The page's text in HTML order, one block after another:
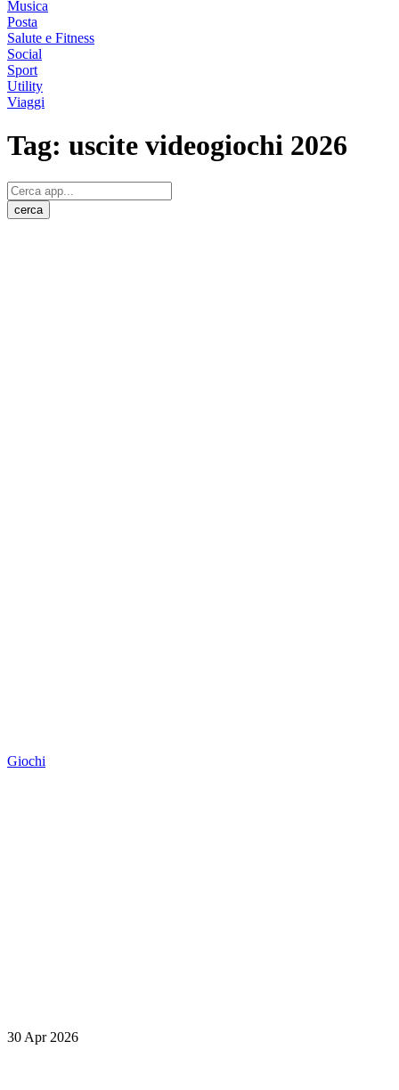
Musica
Posta
Salute e Fitness
Social
Sport
Utility
Viaggi
Tag: uscite videogiochi 2026
Giochi
30 Apr 2026